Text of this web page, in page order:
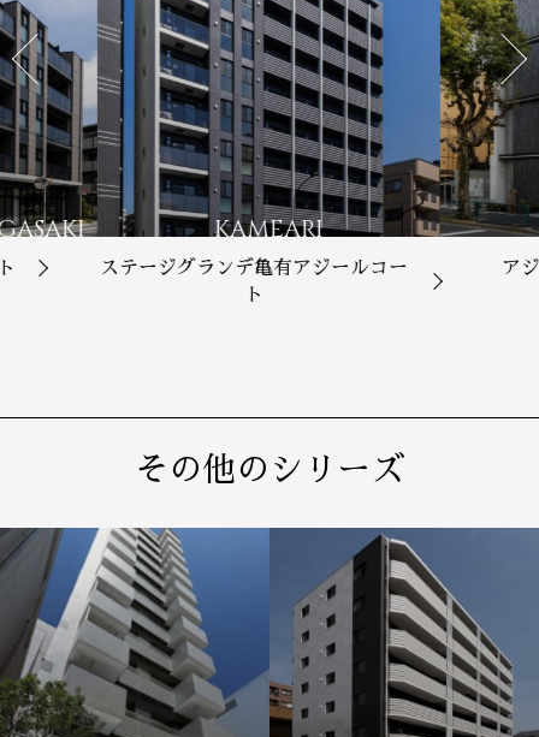
KAMEARI
ステージグランデ亀有アジールコー
ト
ア
その他のシリーズ